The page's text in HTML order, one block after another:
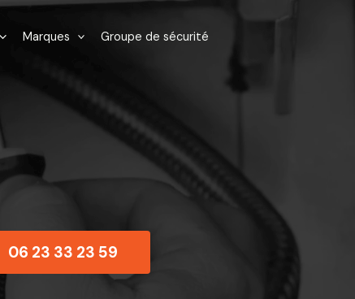
Marques Groupe de sécurité
06 23 33 23 59